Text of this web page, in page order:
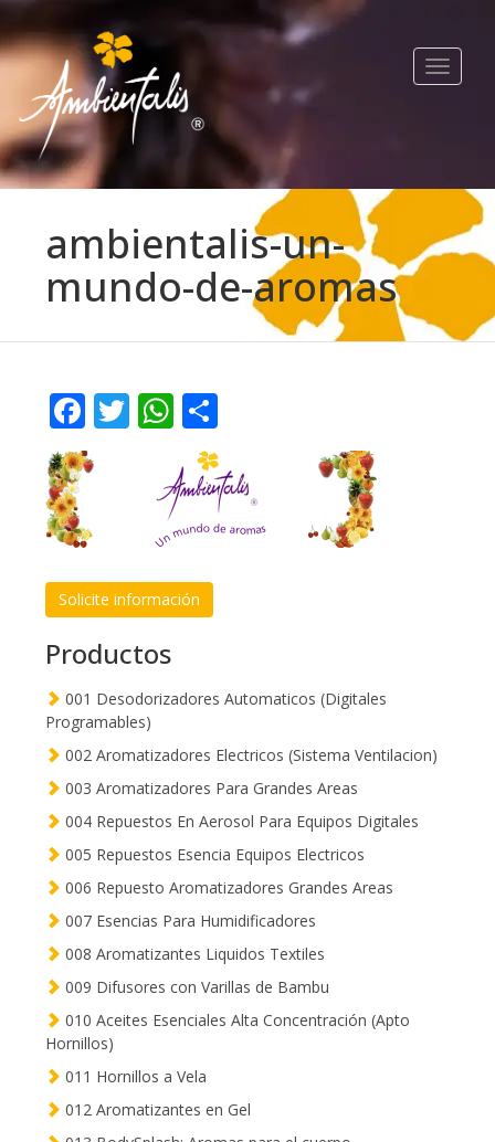
Toggle
ambientalis-un-
mundo-de-aromas
Facebook
TwitterWhatsApp
Solicite información
Productos
001 Desodorizadores Automaticos (Digitales
Programables)
002 Aromatizadores Electricos (Sistema Ventilacion)
003 Aromatizadores Para Grandes Areas
004 Repuestos En Aerosol Para Equipos Digitales
005 Repuestos Esencia Equipos Electricos
006 Repuesto Aromatizadores Grandes Areas
007 Esencias Para Humidificadores
008 Aromatizantes Liquidos Textiles
009 Difusores con Varillas de Bambu
010 Aceites Esenciales Alta Concentración (Apto
Hornillos)
011 Hornillos a Vela
012 Aromatizantes en Gel